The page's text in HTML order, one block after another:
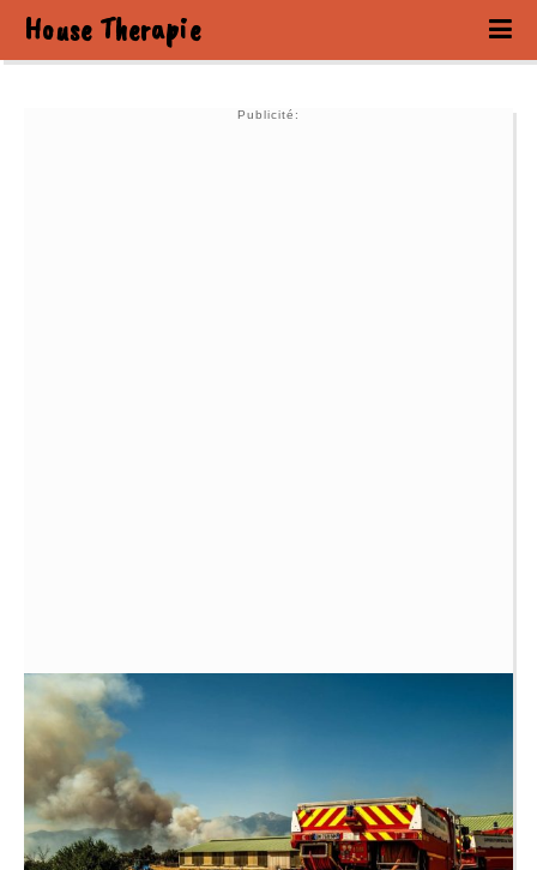
House Therapie
Publicité: